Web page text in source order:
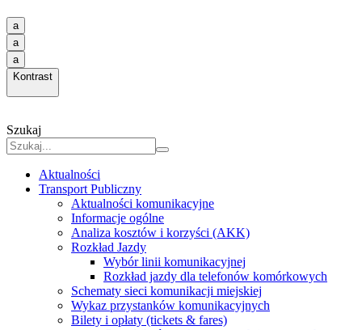
a
a
a
Kontrast
Szukaj
Aktualności
Transport Publiczny
Aktualności komunikacyjne
Informacje ogólne
Analiza kosztów i korzyści (AKK)
Rozkład Jazdy
Wybór linii komunikacyjnej
Rozkład jazdy dla telefonów komórkowych
Schematy sieci komunikacji miejskiej
Wykaz przystanków komunikacyjnych
Bilety i opłaty (tickets & fares)